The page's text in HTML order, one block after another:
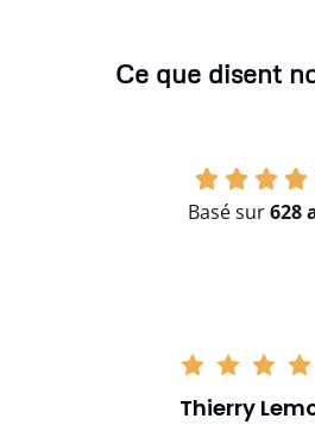
Ce que disent
Basé sur628
Thierry